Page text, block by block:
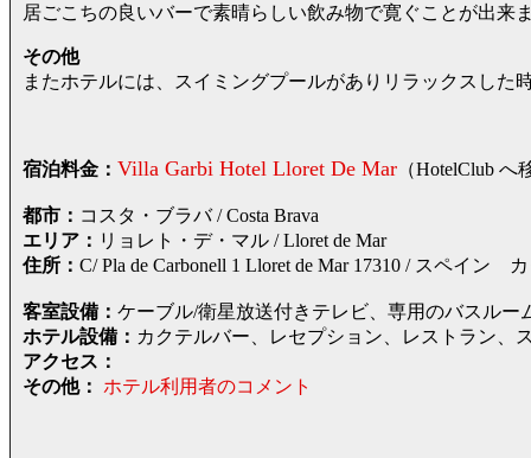
居ごこちの良いバーで素晴らしい飲み物で寛ぐことが出来
その他
またホテルには、スイミングプールがありリラックスした
宿泊料金： Villa Garbi Hotel Lloret De Mar （HotelClub
都市： コスタ・ブラバ / Costa Brava
エリア： リョレト・デ・マル / Lloret de Mar
住所： C/ Pla de Carbonell 1 Lloret de Mar 17310 / スペイ
客室設備： ケーブル/衛星放送付きテレビ、専用のバスルー
ホテル設備： カクテルバー、レセプション、レストラン、
アクセス：
その他：
ホテル利用者のコメント